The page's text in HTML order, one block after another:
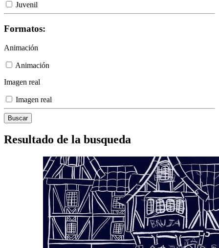
Juvenil
Formatos:
Animación
Animación
Imagen real
Imagen real
Resultado de la busqueda